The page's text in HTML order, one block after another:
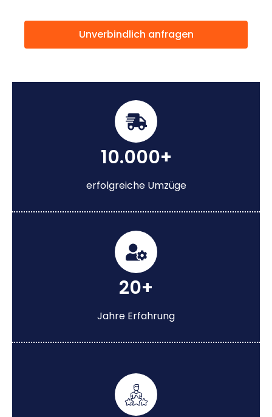
Unverbindlich anfragen
10.000+
erfolgreiche Umzüge
20+
Jahre Erfahrung